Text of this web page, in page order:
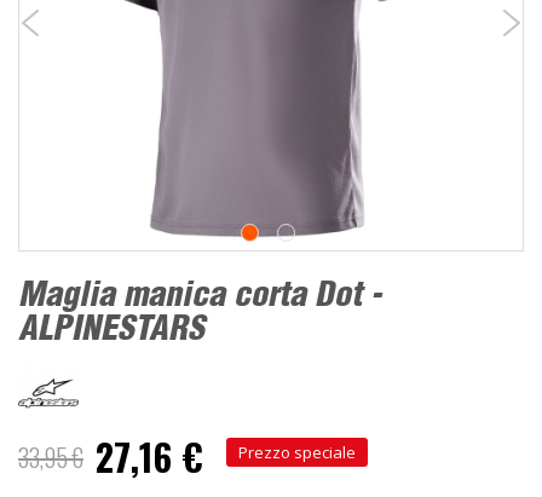
Maglia manica corta Dot -
ALPINESTARS
33,95 € 27,16 € Prezzo speciale